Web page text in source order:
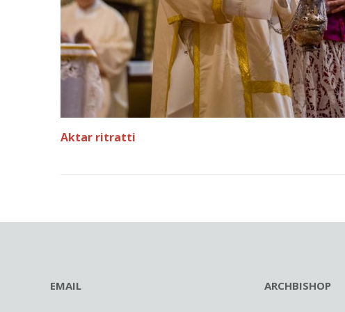
Aktar ritratti
EMAIL ARCHBISHOP